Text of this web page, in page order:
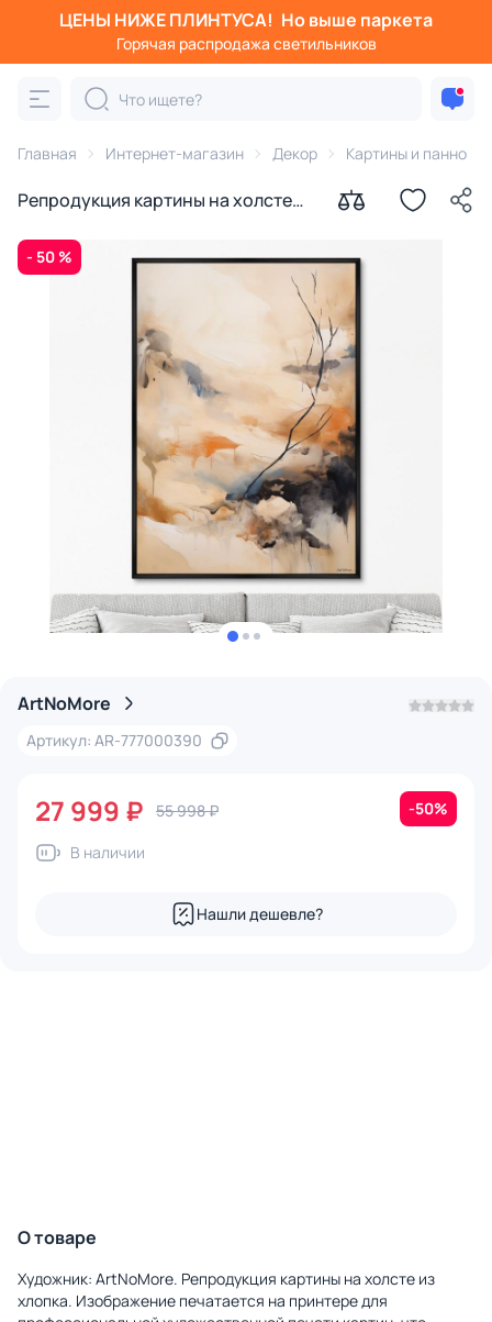
ЦЕНЫ НИЖЕ ПЛИНТУСА! Но выше паркета
Горячая распродажа светильников
Главная Интернет-магазин Декор Картины и панно
Репродукция картины на холсте
- 50 %
ArtNoMore
Артикул: AR-777000390
27 999 ₽ 55 998 ₽ -50%
В наличии
Нашли дешевле?
О товаре
Художник: ArtNoMore. Репродукция картины на холсте из
хлопка. Изображение печатается на принтере для